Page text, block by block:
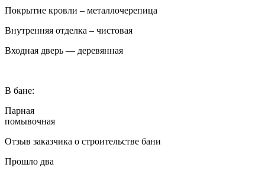
Покрытие кровли – металлочерепица
Внутренняя отделка – чистовая
Входная дверь — деревянная
В бане:
Парная
помывочная
Отзыв заказчика о строительстве бани
Прошло два